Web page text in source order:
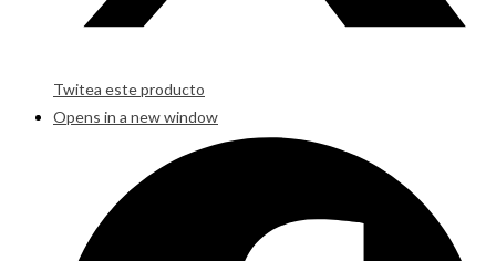
Twitea este producto
Opens in a new window